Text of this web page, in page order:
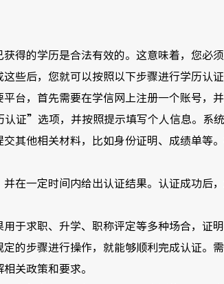
得的学历是合法有效的。这意味着，您必
些后，您就可以按照以下步骤进行学历认证
台，首先需要在学信网上注册一个账号，并
证”选项，并按照提示填写个人信息。系统
其他相关材料，比如身份证明、成绩单等
在一定时间内给出认证结果。认证成功后
于求职、升学、职称评定等多种场合，证
的步骤进行操作，就能够顺利完成认证。
关政策和要求。